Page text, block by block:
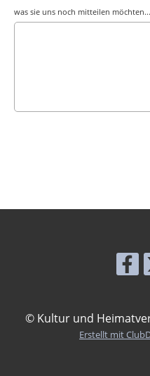
was sie uns noch mitteilen möchten...
© Kultur und
Erstellt mit